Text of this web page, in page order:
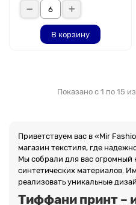
В корзину
Показано с 1 по 15
Приветствуем вас в «Mir
магазин текстиля, где
Мы собрали для вас огромный
синтетических материалов.
реализовать уникальные
Тиффани принт –